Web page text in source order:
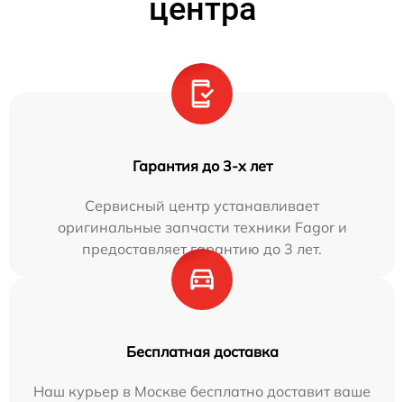
центра
Гарантия до 3-х лет
Сервисный центр устанавливает
оригинальные запчасти техники Fagor и
предоставляет гарантию до 3 лет.
Бесплатная доставка
Наш курьер в Москве бесплатно доставит ваше